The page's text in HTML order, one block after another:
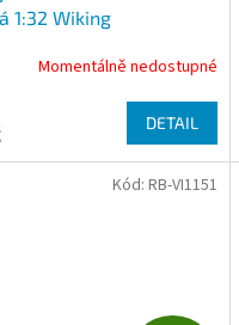
R
M
A
1:32 Wiking
Momentálně nedostupné
DETAIL
Kód: RB-VI1151